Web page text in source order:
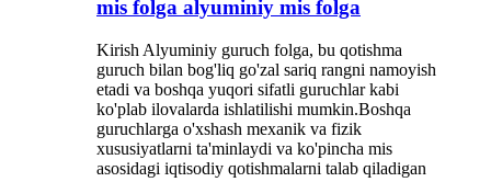
mis folga alyuminiy mis folga
Kirish Alyuminiy guruch folga, bu qotishma
guruch bilan bog'liq go'zal sariq rangni namoyish
etadi va boshqa yuqori sifatli guruchlar kabi
ko'plab ilovalarda ishlatilishi mumkin.Boshqa
guruchlarga o'xshash mexanik va fizik
xususiyatlarni ta'minlaydi va ko'pincha mis
asosidagi iqtisodiy qotishmalarni talab qiladigan